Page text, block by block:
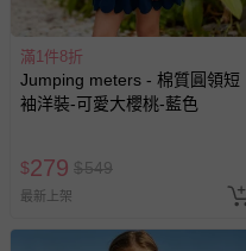
滿1件8折
Jumping meters - 棉質圓領短
袖洋裝-可愛大櫻桃-藍色
$279 $549
最新上架